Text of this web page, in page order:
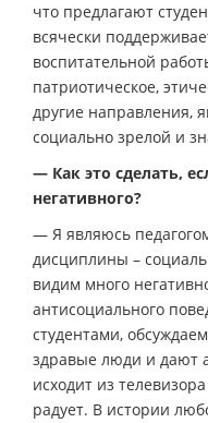
что предлагают
всячески
воспитательной
патриотическое,
другие направления,
социально зрелой и
— Как это сделать,
негативного?
— Я являюсь
дисциплины –
видим много
антисоциального
студентами,
здравые люди и дают
исходит из
радует. В истории